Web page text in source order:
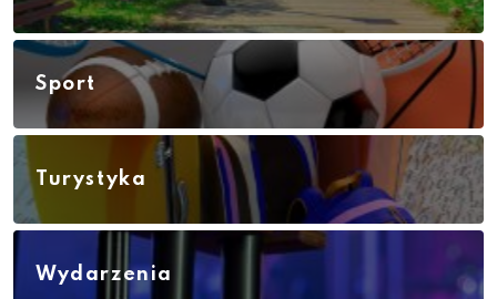
Sport
Turystyka
Wydarzenia